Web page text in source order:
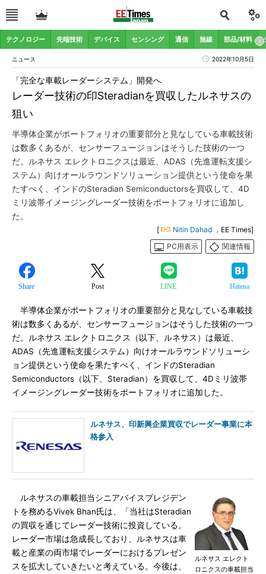
テクノロジー 先端技術 デバイス センシング 通信 無線 部品/材料
ニュース 2022年10月5日
レーダー技術の印Steradianを買収したルネサスの
狙い
「完全な車載レーダーシステム」開発へ
半導体企業がポートフォリオの重要部分と見なしている車載技術
は数多くあるが、センサーフュージョンはそうした技術の一つ
だ。ルネサス エレクトロニクスは最近、ADAS（先進運転支援シ
ステム）向けオールラウンドソリューション提供という使命を果
たすべく、インドのSteradian Semiconductorsを買収して、4D
ミリ波帯イメージングレーダー技術をポートフォリオに追加し
た。
[ Nitin Dahad ，EE Times]
PC用表示
関連情報
Share Post LINE Hatena
半導体企業がポートフォリオの重要部分と見なしている車載技
術は数多くあるが、センサーフュージョンはそうした技術の一つ
だ。ルネサス エレクトロニクス（以下、ルネサス）は最近、
ADAS（先進運転支援システム）向けオールラウンドソリューシ
ョン提供という使命を果たすべく、インドのSteradian
Semiconductors（以下、Steradian）を買収して、4Dミリ波帯
イメージングレーダー技術をポートフォリオに追加した。
ルネサス、印新興企業買収でレーダー事業に本
格参入
ルネサス エレクト
ロニクスの車載担当
ルネサスの車載担当シニアバイスプレジデン
トを務めるVivek Bhan氏は、「当社はSteradian
の買収を通じてレーダー技術に投資している。
レーダー市場は急成長しており、ルネサスは車
載と産業の両市場でレーダーにおけるプレゼン
スを拡大していきたいと考えている。今後は、